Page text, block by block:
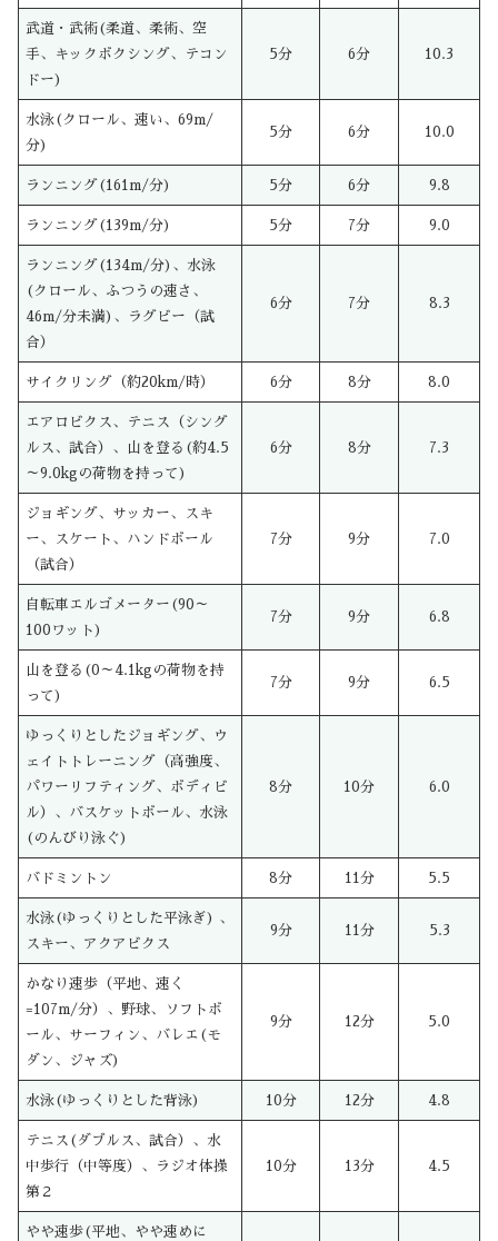
武道・武術(柔道、柔術、空
手、キックボクシング、テコン
ドー)
5分 6分 10.3
水泳(クロール、速い、69m/
分)
5分 6分 10.0
ランニング(161m/分) 5分 6分 9.8
ランニング(139m/分) 5分 7分 9.0
ランニング(134m/分)、水泳
(クロール、ふつうの速さ、
46m/分未満)、ラグビー（試
合）
6分 7分 8.3
サイクリング（約20km/時） 6分 8分 8.0
エアロビクス、テニス（シング
ルス、試合）、山を登る(約4.5
～9.0kgの荷物を持って)
6分 8分 7.3
ジョギング、サッカー、スキ
ー、スケート、ハンドボール
（試合）
7分 9分 7.0
自転車エルゴメーター(90～
100ワット)
7分 9分 6.8
山を登る(0～4.1kgの荷物を持
って)
7分 9分 6.5
ゆっくりとしたジョギング、ウ
ェイトトレーニング（高強度、
パワーリフティング、ボディビ
ル）、バスケットボール、水泳
(のんびり泳ぐ)
8分 10分 6.0
バドミントン 8分 11分 5.5
水泳(ゆっくりとした平泳ぎ) 、
スキー、アクアビクス
9分 11分 5.3
かなり速歩（平地、速く
=107m/分）、野球、ソフトボ
ール、サーフィン、バレエ(モ
ダン、ジャズ)
9分 12分 5.0
水泳(ゆっくりとした背泳) 10分 12分 4.8
テニス(ダブルス、試合）、水
中歩行（中等度）、ラジオ体操
第２
10分 13分 4.5
やや速歩(平地、やや速めに